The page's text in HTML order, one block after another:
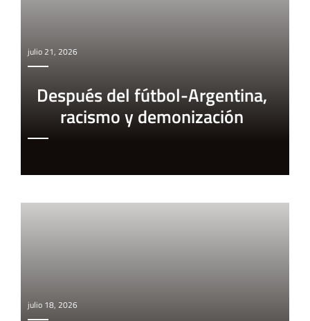
julio 21, 2026
Después del fútbol-Argentina,
racismo y demonización
julio 18, 2026